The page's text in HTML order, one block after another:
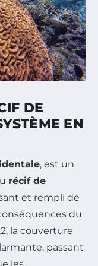
DE
EN
, est un
récif de
et rempli de
du
la couverture
passant